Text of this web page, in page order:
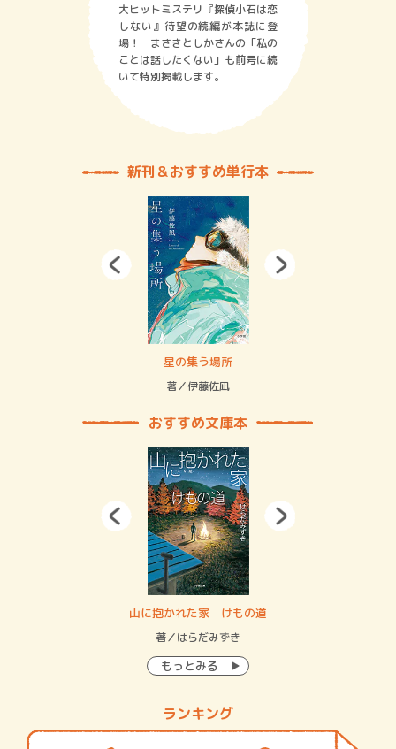
大ヒットミステリ『探偵小石は恋
しない』待望の続編が本誌に登
場！ まさきとしかさんの「私の
ことは話したくない」も前号に続
いて特別掲載します。
新刊＆おすすめ単行本
星の集う場所
著／伊藤佐凪
おすすめ文庫本
山に抱かれた家 けもの道
著／はらだみずき
もっとみる
ランキング